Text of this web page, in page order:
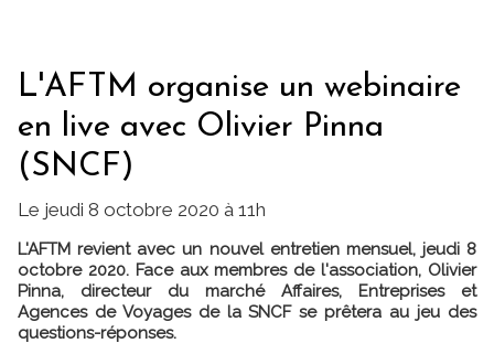
L'AFTM organise un webinaire
en live avec Olivier Pinna
(SNCF)
Le jeudi 8 octobre 2020 à 11h
L'AFTM revient avec un nouvel entretien mensuel, jeudi 8
octobre 2020. Face aux membres de l'association, Olivier
Pinna, directeur du marché Affaires, Entreprises et
Agences de Voyages de la SNCF se prêtera au jeu des
questions-réponses.